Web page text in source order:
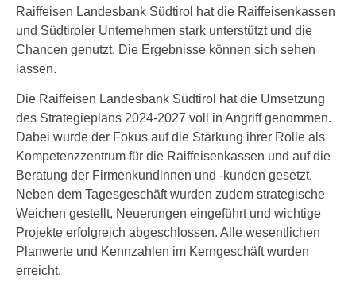
Raiffeisen Landesbank Südtirol hat die Raiffeisenkassen
und Südtiroler Unternehmen stark unterstützt und die
Chancen genutzt. Die Ergebnisse können sich sehen
lassen.
Die Raiffeisen Landesbank Südtirol hat die Umsetzung
des Strategieplans 2024-2027 voll in Angriff genommen.
Dabei wurde der Fokus auf die Stärkung ihrer Rolle als
Kompetenzzentrum für die Raiffeisenkassen und auf die
Beratung der Firmenkundinnen und -kunden gesetzt.
Neben dem Tagesgeschäft wurden zudem strategische
Weichen gestellt, Neuerungen eingeführt und wichtige
Projekte erfolgreich abgeschlossen. Alle wesentlichen
Planwerte und Kennzahlen im Kerngeschäft wurden
erreicht.